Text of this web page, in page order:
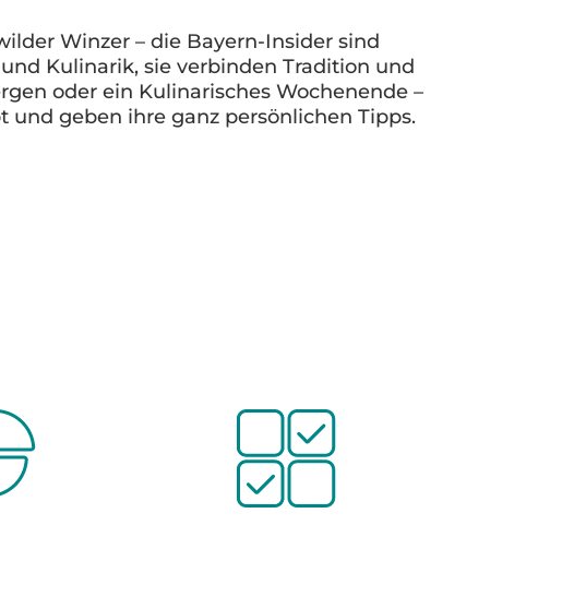
Winzer – die Bayern-Insider sind
Kulinarik, sie verbinden Tradition und
oder ein Kulinarisches Wochenende –
geben ihre ganz persönlichen Tipps.